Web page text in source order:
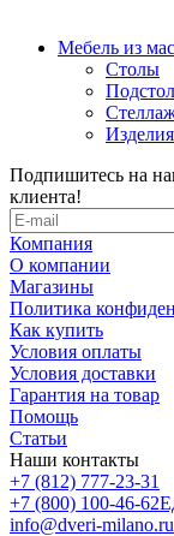
Мебель из
Столы
Подпишитесь на
клиента!
Компания
О компании
Магазины
Политика
Как купить
Условия оплаты
Условия доставки
Гарантия на товар
Помощь
Статьи
Наши контакты
+7 (812) 777-23-31
+7 (800) 100-46-62
info@dveri-milano.ru